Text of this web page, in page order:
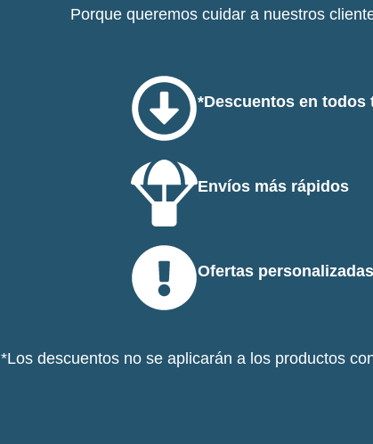
Porque queremos cuidar a nuestros
*Descuentos en todos
Envíos más rápidos
Ofertas personalizadas
*Los descuentos no se aplicarán a los productos